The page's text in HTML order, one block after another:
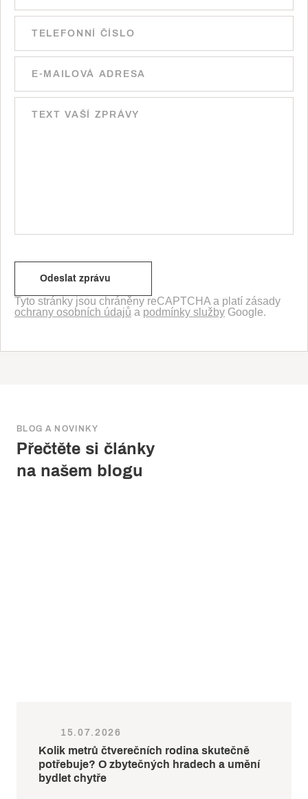
Tyto stránky jsou chráněny reCAPTCHA a platí zásady
ochrany osobních údajů a podmínky služby Google.
BLOG A NOVINKY
Přečtěte si články
na našem blogu
15.07.2026
Kolik metrů čtverečních rodina skutečně
potřebuje? O zbytečných hradech a umění
bydlet chytře